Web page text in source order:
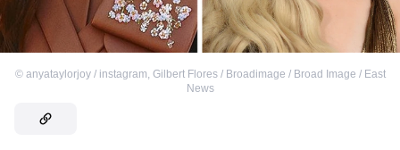
© anyataylorjoy / instagram, Gilbert Flores / Broadimage / Broad Image / East
News